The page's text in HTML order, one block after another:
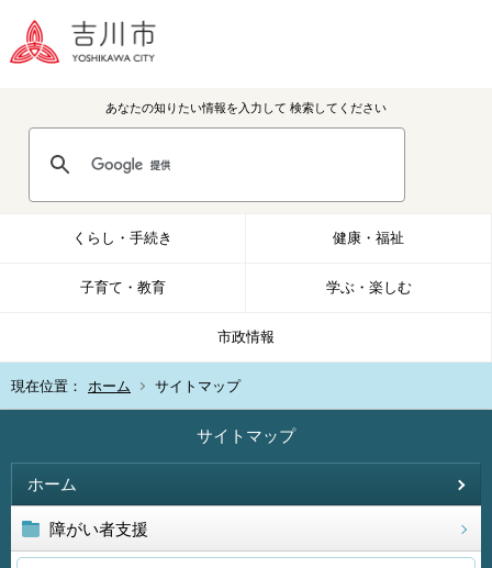
あなたの知りたい情報を入力して 検索してください
くらし・手続き 健康・福祉
子育て・教育 学ぶ・楽しむ
市政情報
現在位置： ホーム サイトマップ
サイトマップ
ホーム
障がい者支援